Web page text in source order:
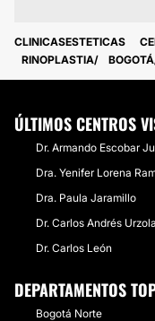
CLINICASESTETICAS
RINOPLASTIA
BOGOTÁ
ÚLTIMOS CENTROS
Dr. Armando Escobar
Dra. Yenifer Lorena
Dra. Paula Jaramillo
Dr. Carlos Andrés
Dr. Carlos León
DEPARTAMENTOS
Bogotá Norte